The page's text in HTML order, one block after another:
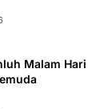
Malam Hari